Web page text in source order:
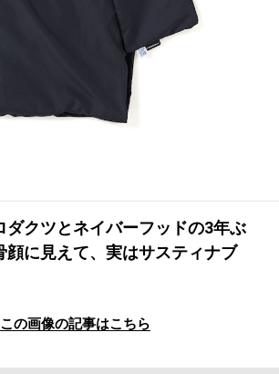
ダクツとネイバーフッドの3年ぶ
顔に見えて、実はサスティナブ
この画像の記事はこちら